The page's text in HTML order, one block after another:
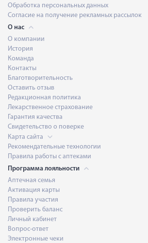
Обработка персональных данных
Согласие на получение рекламных рассылок
О нас
О компании
История
Команда
Контакты
Благотворительность
Оставить отзыв
Редакционная политика
Лекарственное страхование
Гарантия качества
Свидетельство о поверке
Карта сайта
Рекомендательные технологии
Правила работы с аптеками
Программа лояльности
Аптечная семья
Активация карты
Правила участия
Проверить баланс
Личный кабинет
Вопрос-ответ
Электронные чеки